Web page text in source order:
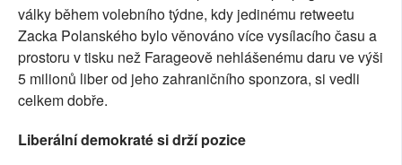
války během volebního týdne, kdy jedinému retweetu
Zacka Polanského bylo věnováno více vysílacího času a
prostoru v tisku než Farageově nehlášenému daru ve výši
5 milionů liber od jeho zahraničního sponzora, si vedli
celkem dobře.
Liberální demokraté si drží pozice